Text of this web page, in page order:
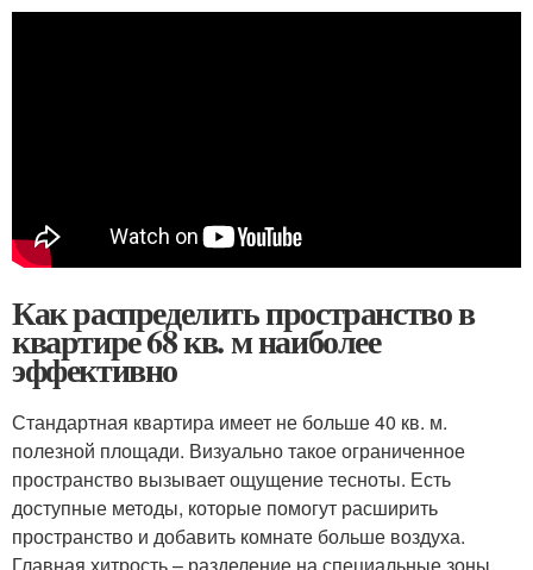
Как распределить пространство в
квартире 68 кв. м наиболее
эффективно
Стандартная квартира имеет не больше 40 кв. м.
полезной площади. Визуально такое ограниченное
пространство вызывает ощущение тесноты. Есть
доступные методы, которые помогут расширить
пространство и добавить комнате больше воздуха.